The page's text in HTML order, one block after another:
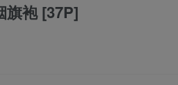
旗袍 [37P]